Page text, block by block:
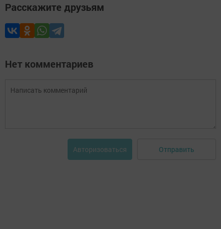
Расскажите друзьям
Нет комментариев
Авторизоваться Отправить